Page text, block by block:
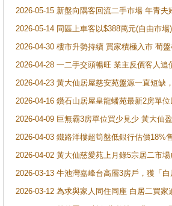
2026-05-15 新盤向隅客回流二手市場 年青
2026-05-14 同區上車客以$388萬元(自由市
2026-04-30 樓市升勢持續 買家積極入市 荀
2026-04-28 一二手交頭暢旺 業主反價客人
2026-04-23 黃大仙居屋慈安苑盤源一直短缺
2026-04-16 鑽石山居屋皇龍蟠苑最新2房單
2026-04-09 巨無霸3房單位買少見少 黃大仙
2026-04-03 鐵路洋樓超筍盤低銀行估價18%
2026-04-02 黃大仙慈愛苑上月錄5宗居二市
2026-03-13 牛池灣嘉峰台高層3房戶，獲「
2026-03-12 為求與家人同住同座 白居二買